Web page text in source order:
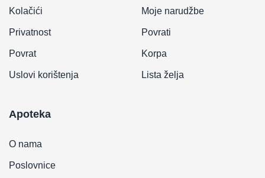
Kolačići
Privatnost
Povrat
Uslovi korištenja
Moje narudžbe
Povrati
Korpa
Lista želja
Apoteka
O nama
Poslovnice